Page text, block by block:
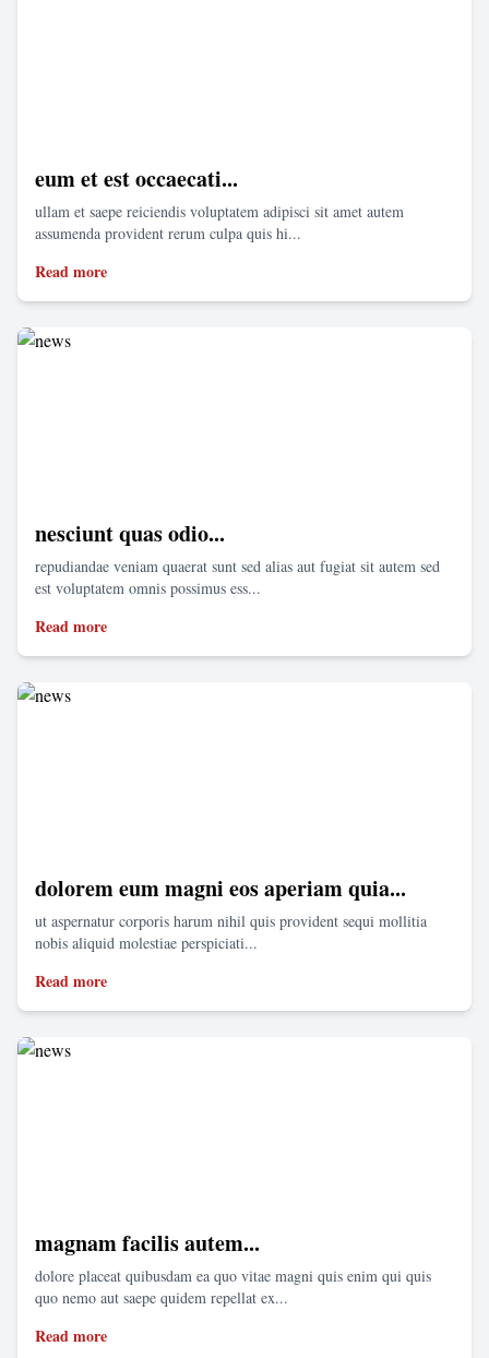
eum et est occaecati...
ullam et saepe reiciendis voluptatem adipisci sit amet autem
assumenda provident rerum culpa quis hi...
Read more
nesciunt quas odio...
repudiandae veniam quaerat sunt sed alias aut fugiat sit autem sed
est voluptatem omnis possimus ess...
Read more
dolorem eum magni eos aperiam quia...
ut aspernatur corporis harum nihil quis provident sequi mollitia
nobis aliquid molestiae perspiciati...
Read more
magnam facilis autem...
dolore placeat quibusdam ea quo vitae magni quis enim qui quis
quo nemo aut saepe quidem repellat ex...
Read more